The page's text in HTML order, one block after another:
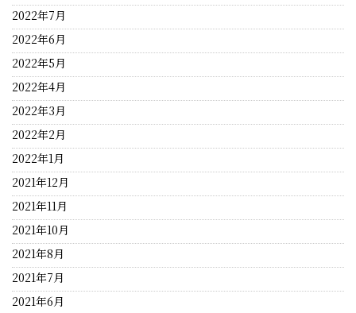
2022年7月
2022年6月
2022年5月
2022年4月
2022年3月
2022年2月
2022年1月
2021年12月
2021年11月
2021年10月
2021年8月
2021年7月
2021年6月